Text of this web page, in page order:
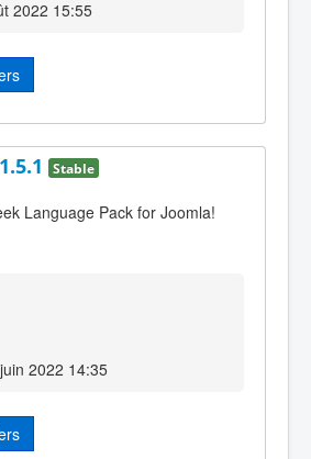
2022 15:55
Stable
Language Pack for Joomla!
2022 14:35